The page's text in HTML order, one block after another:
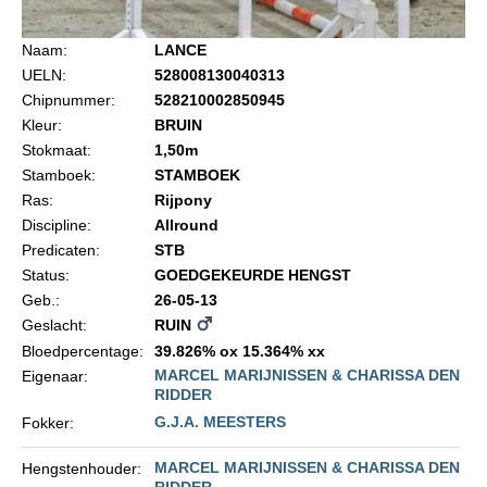
Import registratie
Veulenregistratie
Informatie overschrijven paspoort
Animal Health Regulation
Marktplaats
Tarievenlijst
Veel gestelde vragen
Evenementen
NRPS Select Sale
Naam:
LANCE
UELN:
528008130040313
Chipnummer:
528210002850945
Kleur:
BRUIN
Stokmaat:
1,50m
Stamboek:
STAMBOEK
Ras:
Rijpony
Discipline:
Allround
Predicaten:
STB
Status:
GOEDGEKEURDE HENGST
Geb.:
26-05-13
Geslacht:
RUIN
Bloedpercentage:
39.826% ox 15.364% xx
Eigenaar:
MARCEL MARIJNISSEN & CHARISSA DEN
RIDDER
Fokker:
G.J.A. MEESTERS
Hengstenhouder:
MARCEL MARIJNISSEN & CHARISSA DEN